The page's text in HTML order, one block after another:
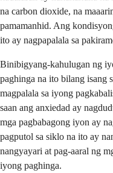
na carbon dioxide, na
pamamanhid. Ang
ito ay nagpapalala sa
Binibigyang-kahulugan ng
paghinga na ito bilang isang
magpalala sa iyong
saan ang anxiedad ay
mga pagbabagong iyon ay
pagputol sa siklo na ito ay
nangyayari at pag-aaral ng
iyong paghinga.